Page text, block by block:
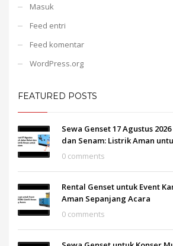
Masuk
Feed entri
Feed komentar
WordPress.org
FEATURED POSTS
Sewa Genset 17 Agustus
dan Senam: Listrik Aman
0 comments
Rental Genset untuk Event
Aman Sepanjang Acara
0 comments